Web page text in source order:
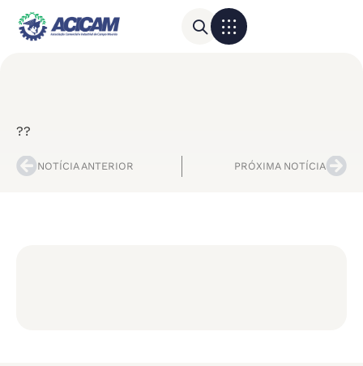
??
NOTÍCIA ANTERIOR PRÓXIMA NOTÍCIA